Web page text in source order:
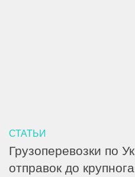
СТАТЬИ
Грузоперевозки по
отправок до